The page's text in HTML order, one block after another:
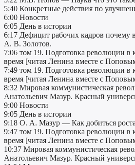
5:40 Конкретные действия по
6:00 Новости
6:05 День в истории
6:17 Дефицит рабочих кадров почему
А. В. Золотов.
7:06 том 19. Подготовка революции в
время [читая Ленина вместе с
7:49 том 19. Подготовка революции в
время [читая Ленина вместе с
8:32 Мировая коммунистическая
Анатольевич Мазур. Красный
9:00 Новости
9:05 День в истории
9:18 О. А. Мазур — Как добиться
9:47 том 19. Подготовка революции в
время [читая Ленина вместе с
10:37 Мировая коммунистическая
Анатольевич Мазур. Красный